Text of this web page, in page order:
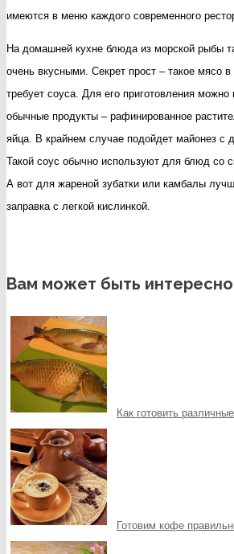
имеются в меню каждого современного
На домашней кухне блюда из морской рыбы
очень вкусными. Секрет прост – такое мясо
требует соуса. Для его приготовления
обычные продукты – рафинированное
яйца. В крайнем случае подойдет майонез с
Такой соус обычно используют для блюд со
А вот для жареной зубатки или камбалы
заправка с легкой кислинкой.
Вам может быть интересно
Как готовить
Готовим кофе